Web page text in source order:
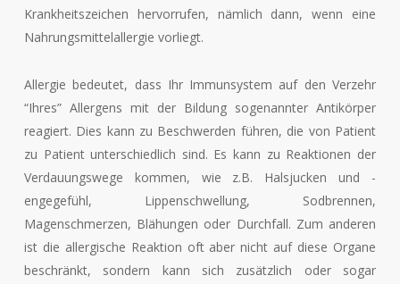
Krankheitszeichen hervorrufen, nämlich dann, wenn eine
Nahrungsmittelallergie vorliegt.
Allergie bedeutet, dass Ihr Immunsystem auf den Verzehr
“Ihres” Allergens mit der Bildung sogenannter Antikörper
reagiert. Dies kann zu Beschwerden führen, die von Patient
zu Patient unterschiedlich sind. Es kann zu Reaktionen der
Verdauungswege kommen, wie z.B. Halsjucken und -
engegefühl, Lippenschwellung, Sodbrennen,
Magenschmerzen, Blähungen oder Durchfall. Zum anderen
ist die allergische Reaktion oft aber nicht auf diese Organe
beschränkt, sondern kann sich zusätzlich oder sogar